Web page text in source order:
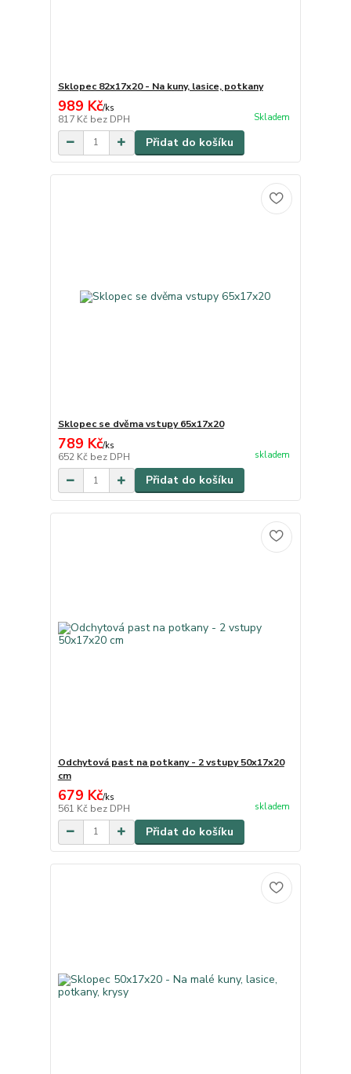
Sklopec 82x17x20 - Na kuny, lasice, potkany
989 Kč/ks
817 Kč bez DPH Skladem
Přidat do košíku
Sklopec se dvěma vstupy 65x17x20
789 Kč/ks
652 Kč bez DPH skladem
Přidat do košíku
Odchytová past na potkany - 2 vstupy 50x17x20
cm
679 Kč/ks
561 Kč bez DPH skladem
Přidat do košíku